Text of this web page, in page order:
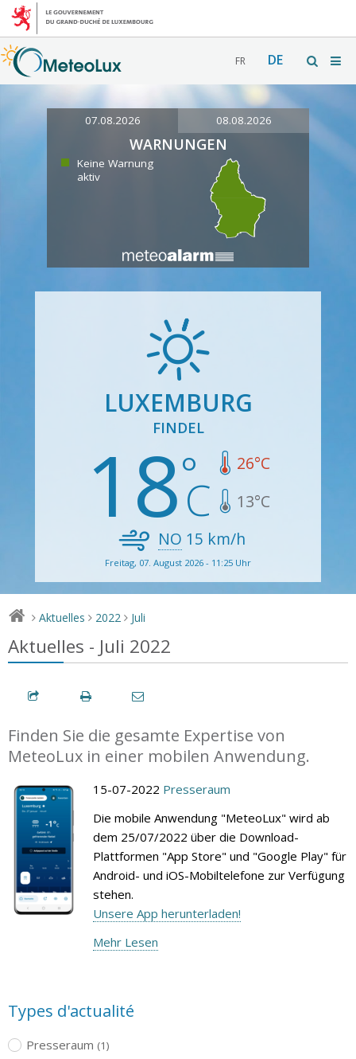
FR DE
07.08.2026 08.08.2026
WARNUNGEN
Keine Warnung
aktiv
LUXEMBURG
FINDEL
18 26°C
13°C
NO 15 km/h
Freitag, 07. August 2026 - 11:25 Uhr
> Aktuelles > 2022 > Juli
Aktuelles - Juli 2022
Finden Sie die gesamte Expertise von
MeteoLux in einer mobilen Anwendung.
15-07-2022 Presseraum
Die mobile Anwendung "MeteoLux" wird ab
dem 25/07/2022 über die Download-
Plattformen "App Store" und "Google Play" für
Android- und iOS-Mobiltelefone zur Verfügung
stehen.
Unsere App herunterladen!
Mehr Lesen
Types d'actualité
Presseraum (1)